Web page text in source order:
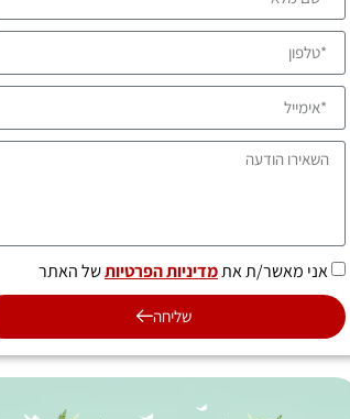
אני מאשר/ת אתמדיניות הפרטיותשל האתר
שליחה